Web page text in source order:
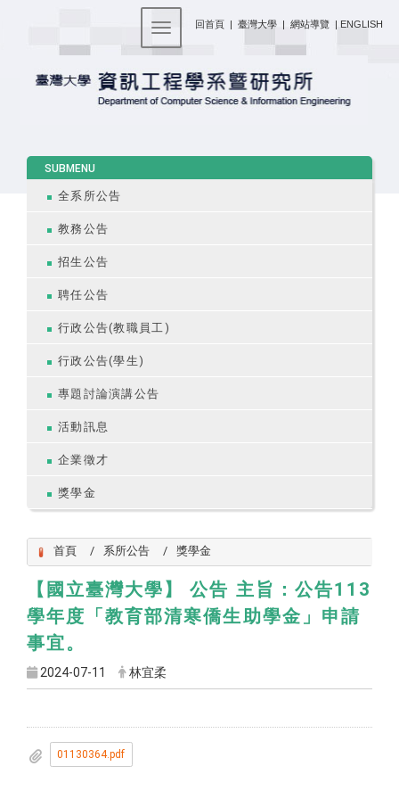
回首頁 | 臺灣大學 | 網站導覽 | ENGLISH
Toggle navigation
SUBMENU
全系所公告
教務公告
招生公告
聘任公告
行政公告(教職員工)
行政公告(學生)
專題討論演講公告
活動訊息
企業徵才
獎學金
首頁 系所公告 獎學金
【國立臺灣大學】 公告 主旨：公告113
學年度「教育部清寒僑生助學金」申請
事宜。
2024-07-11 林宜柔
01130364.pdf